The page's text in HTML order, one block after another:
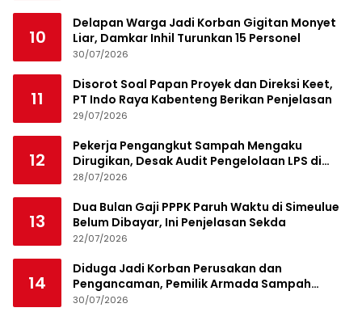
10
Delapan Warga Jadi Korban Gigitan Monyet
Liar, Damkar Inhil Turunkan 15 Personel
30/07/2026
11
Disorot Soal Papan Proyek dan Direksi Keet,
PT Indo Raya Kabenteng Berikan Penjelasan
29/07/2026
12
Pekerja Pengangkut Sampah Mengaku
Dirugikan, Desak Audit Pengelolaan LPS di
Pekanbaru
28/07/2026
13
Dua Bulan Gaji PPPK Paruh Waktu di Simeulue
Belum Dibayar, Ini Penjelasan Sekda
22/07/2026
14
Diduga Jadi Korban Perusakan dan
Pengancaman, Pemilik Armada Sampah
Siapkan Laporan Polisi
30/07/2026